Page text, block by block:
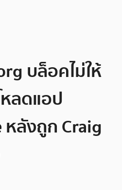
บล็อคไม่ให้
ลดแอป
หลังถูก Craig